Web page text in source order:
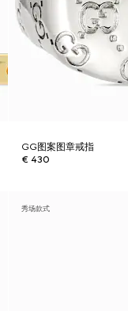
GG图案图章戒指
€ 430
秀场款式